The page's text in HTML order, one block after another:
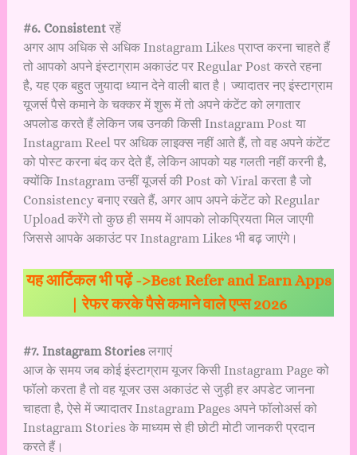
#6. Consistent रहें
अगर आप अधिक से अधिक Instagram Likes प्राप्त करना चाहते हैं
तो आपको अपने इंस्टाग्राम अकाउंट पर Regular Post करते रहना
है, यह एक बहुत जुयादा ध्यान देने वाली बात है। ज्यादातर नए इंस्टाग्राम
यूजर्स पैसे कमाने के चक्कर में शुरू में तो अपने कंटेंट को लगातार
अपलोड करते हैं लेकिन जब उनकी किसी Instagram Post या
Instagram Reel पर अधिक लाइक्स नहीं आते हैं, तो वह अपने कंटेंट
को पोस्ट करना बंद कर देते हैं, लेकिन आपको यह गलती नहीं करनी है,
क्योंकि Instagram उन्हीं यूजर्स की Post को Viral करता है जो
Consistency बनाए रखते हैं, अगर आप अपने कंटेंट को Regular
Upload करेंगे तो कुछ ही समय में आपको लोकप्रियता मिल जाएगी
जिससे आपके अकाउंट पर Instagram Likes भी बढ़ जाएंगे।
यह आर्टिकल भी पढ़ें ->Best Refer and Earn Apps
| रेफर करके पैसे कमाने वाले एप्स 2026
#7. Instagram Stories लगाएं
आज के समय जब कोई इंस्टाग्राम यूजर किसी Instagram Page को
फॉलो करता है तो वह यूजर उस अकाउंट से जुड़ी हर अपडेट जानना
चाहता है, ऐसे में ज्यादातर Instagram Pages अपने फॉलोअर्स को
Instagram Stories के माध्यम से ही छोटी मोटी जानकरी प्रदान
करते हैं।